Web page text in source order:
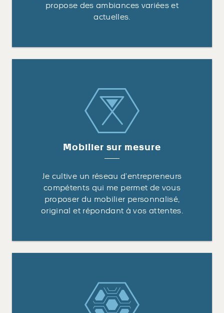
propose des ambiances variées et
actuelles.
Mobilier sur mesure
Je cultive un réseau d’entrepreneurs
compétents qui me permet de vous
proposer du mobilier personnalisé,
original et répondant à vos attentes.